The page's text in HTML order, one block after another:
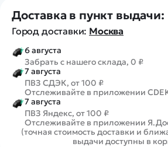
Доставка в пункт выдачи:
Город доставки: Москва
6 августа
Забрать с нашего склада, 0 ₽
7 августа
ПВЗ СДЭК, от 100 ₽
Отслеживайте в приложении
7 августа
ПВЗ Яндекс, от 100 ₽
Отслеживайте в приложении
(точная стоимость доставки и
выдачи доступны в